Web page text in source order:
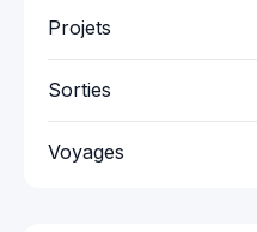
Projets
Sorties
Voyages